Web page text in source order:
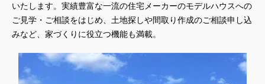
いたします。実績豊富な一流の住宅メーカーのモデルハウスへの
ご見学・ご相談をはじめ、土地探しや間取り作成のご相談申し込
みなど、家づくりに役立つ機能も満載。